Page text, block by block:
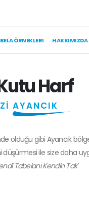
ÖRNEKLERI HAKKIMIZDA
Harf
AYANCIK
olduğu gibi Ayancık
ile size daha
Tabelanı Kendin Tak'